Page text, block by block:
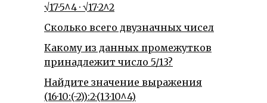
√17·5^4 · √17·2^2
Сколько всего двузначных чисел
Какому из данных промежутков
принадлежит число 5/13?
Найдите значение выражения
(16·10:(-2)):2·(13·10^4)